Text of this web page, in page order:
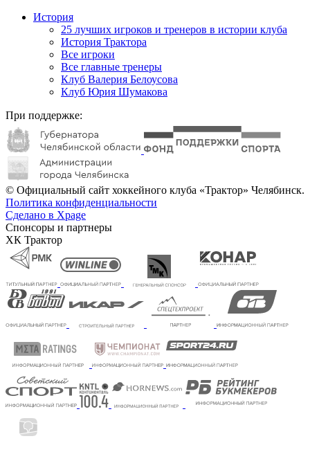
История
25 лучших игроков и тренеров в истории клуба
История Трактора
Все игроки
Все главные тренеры
Клуб Валерия Белоусова
Клуб Юрия Шумакова
При поддержке:
© Официальный сайт хоккейного клуба «Трактор» Челябинск.
Политика конфиденциальности
Сделано в Xpage
Спонсоры и партнеры
ХК Трактор